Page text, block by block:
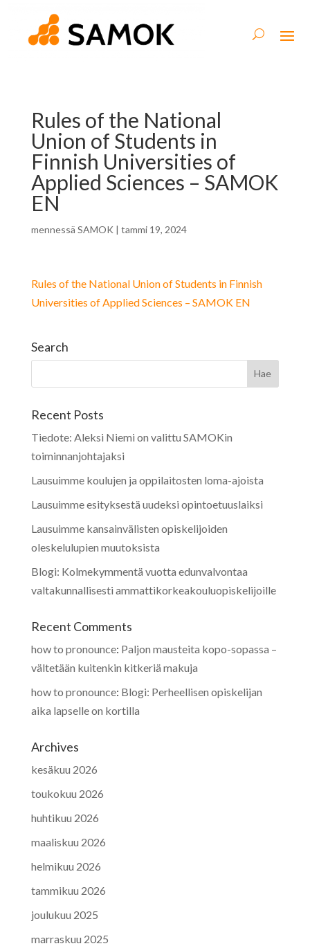
Rules of the National
Union of Students in
Finnish Universities of
Applied Sciences – SAMOK
EN
mennessä SAMOK | tammi 19, 2024
Rules of the National Union of Students in Finnish
Universities of Applied Sciences – SAMOK EN
Search
Recent Posts
Tiedote: Aleksi Niemi on valittu SAMOKin
toiminnanjohtajaksi
Lausuimme koulujen ja oppilaitosten loma-ajoista
Lausuimme esityksestä uudeksi opintoetuuslaiksi
Lausuimme kansainvälisten opiskelijoiden
oleskelulupien muutoksista
Blogi: Kolmekymmentä vuotta edunvalvontaa
valtakunnallisesti ammattikorkeakouluopiskelijoille
Recent Comments
how to pronounce: Paljon mausteita kopo-sopassa –
vältetään kuitenkin kitkeriä makuja
how to pronounce: Blogi: Perheellisen opiskelijan
aika lapselle on kortilla
Archives
kesäkuu 2026
toukokuu 2026
huhtikuu 2026
maaliskuu 2026
helmikuu 2026
tammikuu 2026
joulukuu 2025
marraskuu 2025